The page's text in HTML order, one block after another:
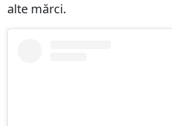
alte mărci.